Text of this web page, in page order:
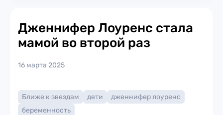
Дженнифер Лоуренс стала
мамой во второй раз
16 марта 2025
Ближе к звездам дети
дженнифер лоуренс
беременность